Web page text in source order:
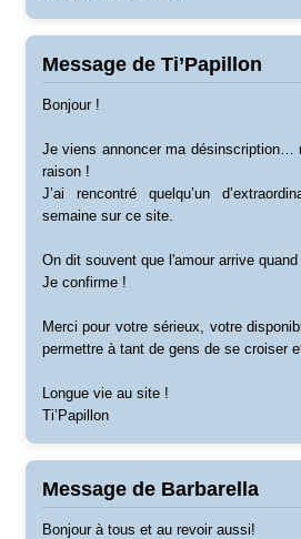
Message de Ti’Papillon
Bonjour !
Je viens annoncer ma désinscription…
raison !
J’ai rencontré quelqu’un
semaine sur ce site.
On dit souvent que l'amour arrive
Je confirme !
Merci pour votre sérieux, votre
permettre à tant de gens de se croiser
Longue vie au site !
Ti’Papillon
Message de Barbarella
Bonjour à tous et au revoir aussi!